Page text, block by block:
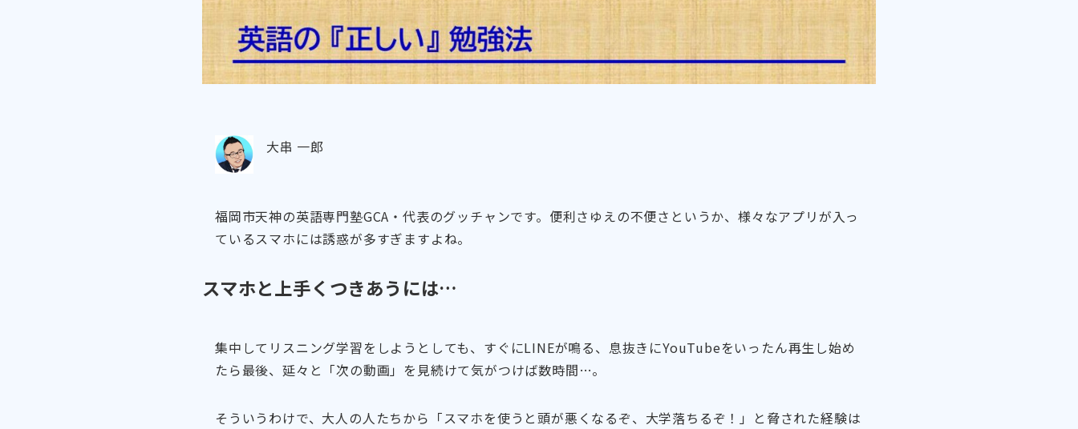
大串 一郎
福岡市天神の英語専門塾GCA・代表のグッチャンです。便利さゆえの不便さというか、様々なアプリが入っ
ているスマホには誘惑が多すぎますよね。
スマホと上手くつきあうには…
集中してリスニング学習をしようとしても、すぐにLINEが鳴る、息抜きにYouTubeをいったん再生し始め
たら最後、延々と「次の動画」を見続けて気がつけば数時間…。
そういうわけで、大人の人たちから「スマホを使うと頭が悪くなるぞ、大学落ちるぞ！」と脅された経験は